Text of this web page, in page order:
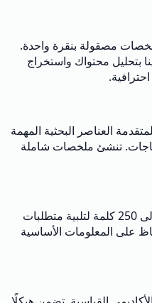
مصقولة بنقرة واحدة.
بتحليل محتواك واستخراج
العناصر البحثية المهمة
تنشئ ملخصات شاملة
قم بإنشاء ملخصات تتراوح من 150 إلى 250 كلمة لتلبية متطلبات
على المعلومات الأساسية